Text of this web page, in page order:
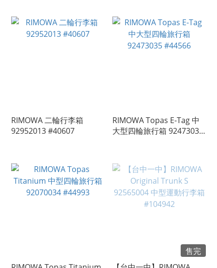
RIMOWA 二輪行李箱
92952013 #40607
RIMOWA Topas E-Tag 中
大型四輪旅行箱 92473035
售完